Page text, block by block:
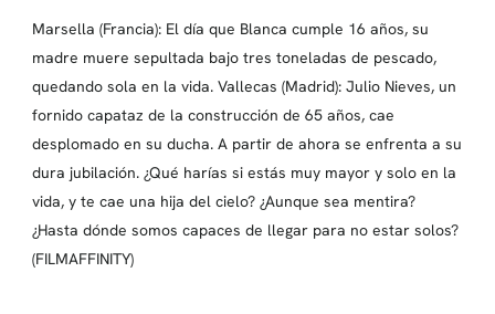
Marsella (Francia): El día que Blanca cumple 16 años, su
madre muere sepultada bajo tres toneladas de pescado,
quedando sola en la vida. Vallecas (Madrid): Julio Nieves, un
fornido capataz de la construcción de 65 años, cae
desplomado en su ducha. A partir de ahora se enfrenta a su
dura jubilación. ¿Qué harías si estás muy mayor y solo en la
vida, y te cae una hija del cielo? ¿Aunque sea mentira?
¿Hasta dónde somos capaces de llegar para no estar solos?
(FILMAFFINITY)